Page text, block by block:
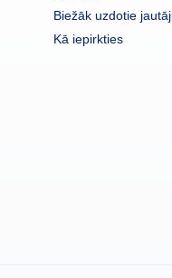
Biežāk uzdotie
Kā iepirkties